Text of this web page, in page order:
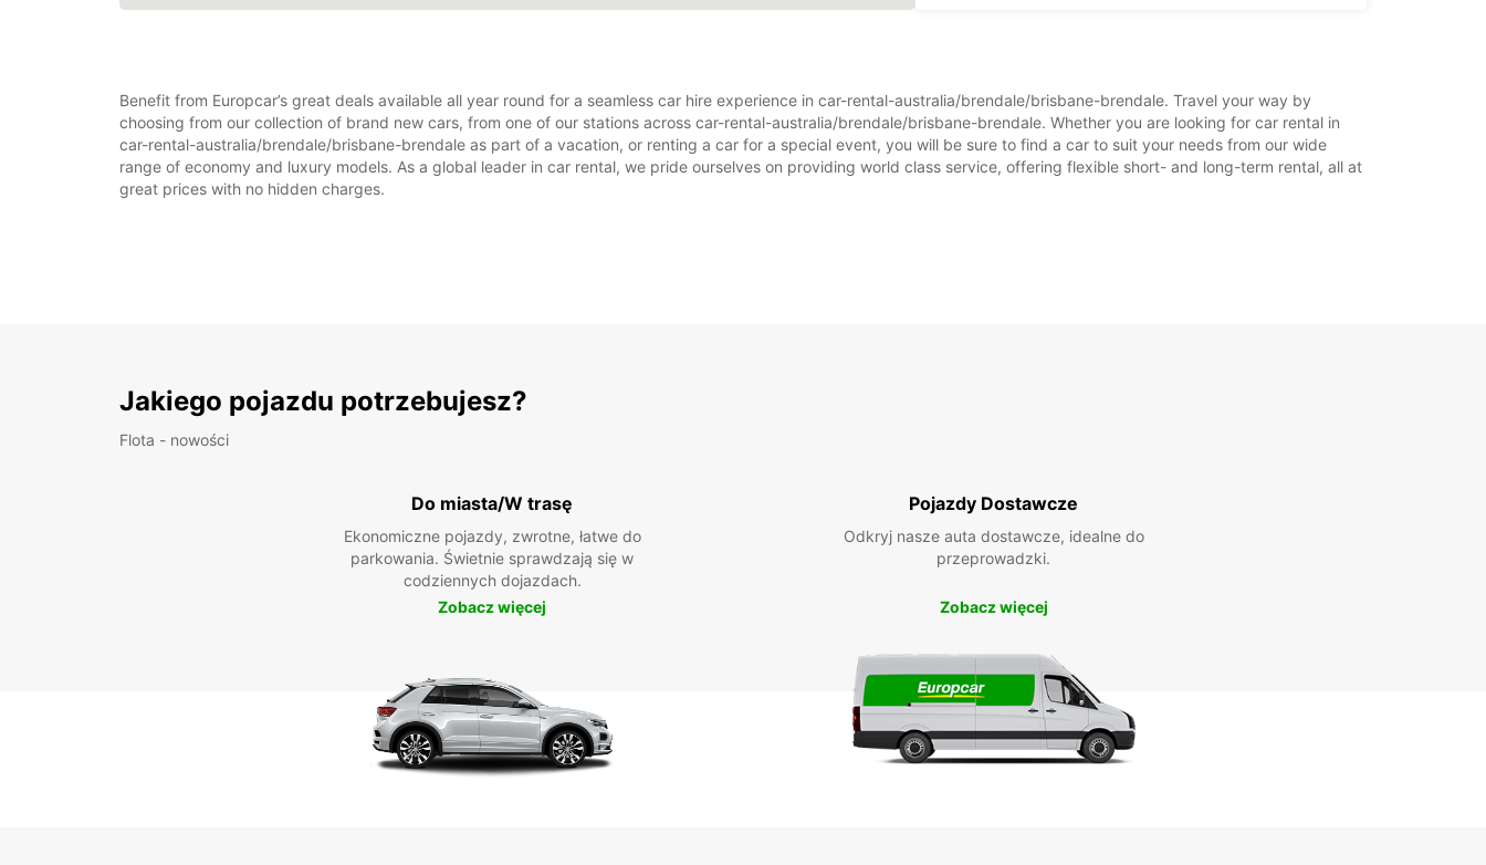
Benefit from Europcar’s great deals available all year round for a seamless car hire experience in car-rental-australia/brendale/brisbane-brendale. Travel your way by
choosing from our collection of brand new cars, from one of our stations across car-rental-australia/brendale/brisbane-brendale. Whether you are looking for car rental in
car-rental-australia/brendale/brisbane-brendale as part of a vacation, or renting a car for a special event, you will be sure to find a car to suit your needs from our wide
range of economy and luxury models. As a global leader in car rental, we pride ourselves on providing world class service, offering flexible short- and long-term rental, all at
great prices with no hidden charges.
Jakiego pojazdu potrzebujesz?
Flota - nowości
Do miasta/W trasę
Ekonomiczne pojazdy, zwrotne, łatwe do
parkowania. Świetnie sprawdzają się w
codziennych dojazdach.
Zobacz więcej
Pojazdy Dostawcze
Odkryj nasze auta dostawcze, idealne do
przeprowadzki.
Zobacz więcej